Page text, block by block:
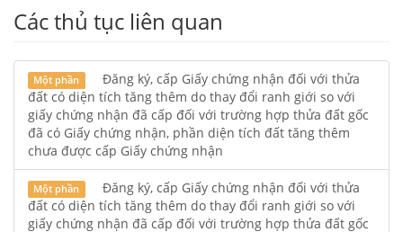
Các thủ tục liên quan
Một phần
Đăng ký, cấp Giấy chứng nhận đối với thửa
đất có diện tích tăng thêm do thay đổi ranh giới so với
giấy chứng nhận đã cấp đối với trường hợp thửa đất gốc
đã có Giấy chứng nhận, phần diện tích đất tăng thêm
chưa được cấp Giấy chứng nhận
Một phần
Đăng ký, cấp Giấy chứng nhận đối với thửa
đất có diện tích tăng thêm do thay đổi ranh giới so với
giấy chứng nhận đã cấp đối với trường hợp thửa đất gốc